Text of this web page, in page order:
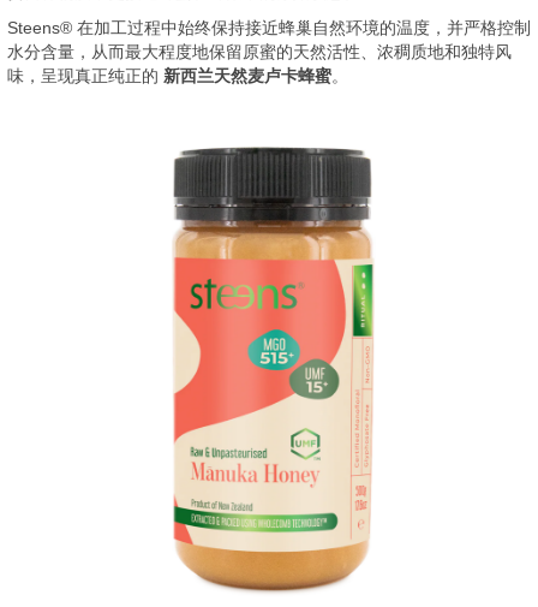
Steens® 在加工过程中始终保持接近蜂巢自然环境的温度，并严格控制
水分含量，从而最大程度地保留原蜜的天然活性、浓稠质地和独特风
味，呈现真正纯正的 新西兰天然麦卢卡蜂蜜。